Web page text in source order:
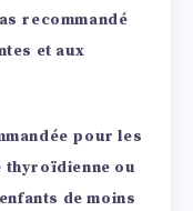
recommandé
et aux
pour les
thyroïdienne ou
de moins